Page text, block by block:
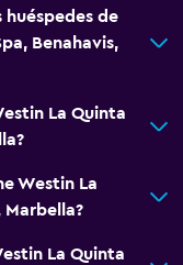
huéspedes de
Benahavis,
La Quinta
Westin La
Marbella?
La Quinta